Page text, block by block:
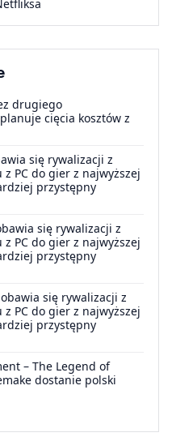
drugiego
cięcia kosztów z
się rywalizacji z
PC do gier z najwyższej
przystępny
się rywalizacji z
PC do gier z najwyższej
przystępny
się rywalizacji z
PC do gier z najwyższej
przystępny
– The Legend of
dostanie polski